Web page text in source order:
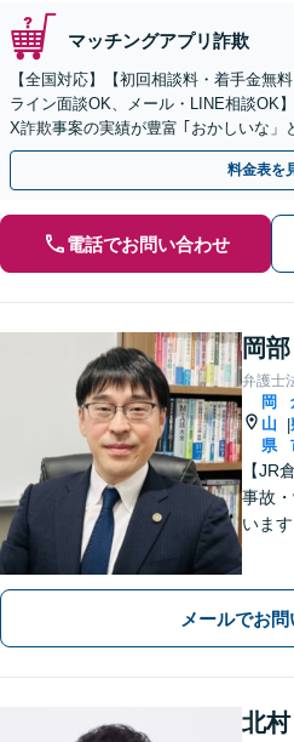
マッチングアプリ詐欺
【全国対応】【初回相談料・着手金無
ライン面談OK、メール・LINE相談OK
X詐欺事案の実績が豊富 ｢おかしいな」
さい。
料金表を
電話でお問い合わせ
岡
弁護士
岡
山
県
|
【JR
事故
いま
無料
メールでお
北